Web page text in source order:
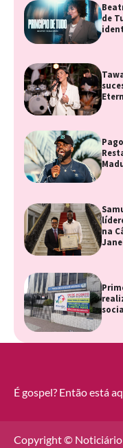
de
na
É gospel? Então está
Copyright © Noticiário